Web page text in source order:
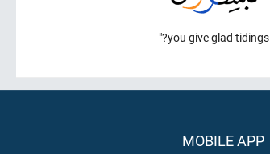
you give glad tidings?"
MOBILE APP